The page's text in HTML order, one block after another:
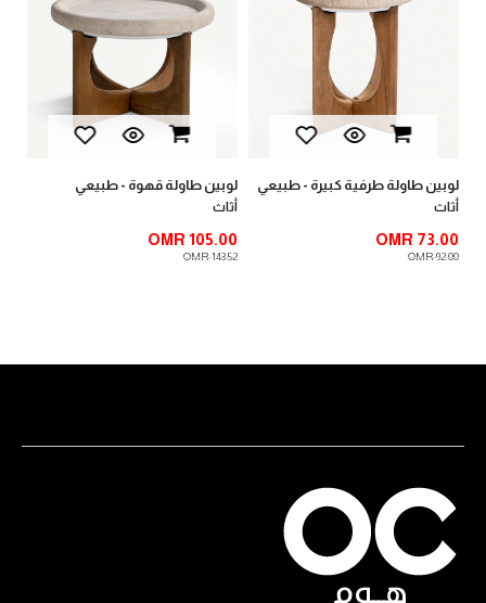
لوبين طاولة طرفية كبيرة - طبيعي
أثاث
OMR 73.00
OMR 92.00
لوبين طاولة قهوة - طبيعي
أثاث
OMR 105.00
OMR 143.52